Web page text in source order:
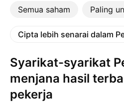
Semua saham Paling
Cipta lebih senarai dalam
Syarikat-syarikat Peru yang
menjana hasil
pekerja